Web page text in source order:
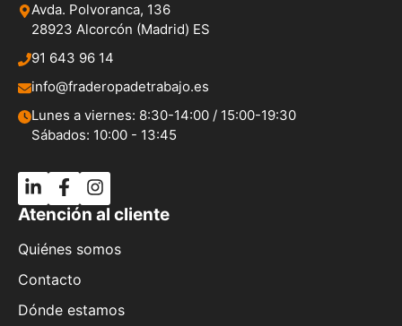
Avda. Polvoranca, 136
28923 Alcorcón (Madrid) ES
91 643 96 14
info@fraderopadetrabajo.es
Lunes a viernes: 8:30-14:00 / 15:00-19:30
Sábados: 10:00 - 13:45
Atención al cliente
Quiénes somos
Contacto
Dónde estamos